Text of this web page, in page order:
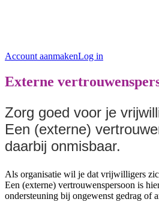
Account aanmakenLog in
Externe
Zorg goed voor je
Een (externe)
daarbij onmisbaar.
Als organisatie wil je dat vrijwilligers
Een (externe) vertrouwenspersoon is
ondersteuning bij ongewenst gedrag of